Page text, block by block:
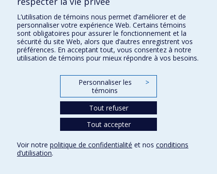
Orthophonie et audiologie
Réadaptation
Directions
DPC
CPASS
L’utilisation de témoins nous permet d’améliorer et de
personnaliser votre expérience Web. Certains témoins
sont obligatoires pour assurer le fonctionnement et la
sécurité du site Web, alors que d’autres enregistrent vos
préférences. En acceptant tout, vous consentez à notre
utilisation de témoins pour mieux répondre à vos besoins.
Personnaliser les
témoins
>
Tout refuser
Tout accepter
Voir notre politique de confidentialité et nos conditions
d’utilisation.